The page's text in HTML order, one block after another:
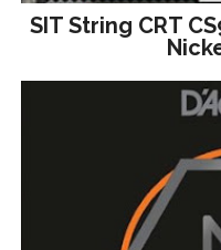
SIT String CRT